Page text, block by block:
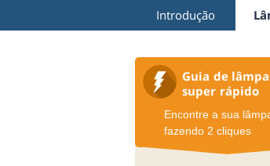
Introdução
Guia de
super rápido
Encontre a sua
fazendo 2 cliques